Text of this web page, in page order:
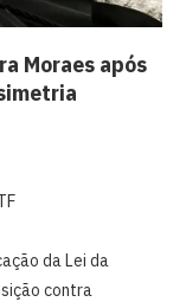
Moraes após
da Lei da
contra